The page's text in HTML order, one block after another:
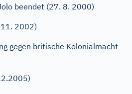
beendet (27. 8. 2000)
2002)
gegen britische Kolonialmacht